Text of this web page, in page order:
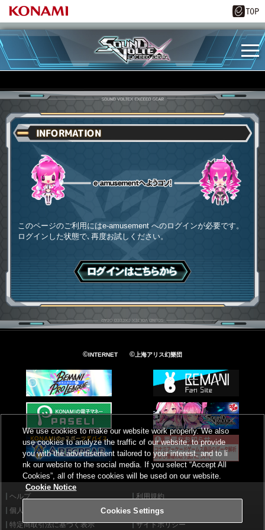
INFORMATION
このページのご利用にはe-amusement へのログインが必要です。
ログインした状態で､再度お試しください。
ログインはこちら
©INTERNET ©上海アリス幻樂団
ヘルプ
利用規約
個人情報等保護方針
外部送信について
特定商取引法に基づく表示
サイトポリシー
We use cookies to make our website work properly. We also
use cookies to analyze the traffic of our website, to provide
you with the advertisement tailored to your interest, and to li
nk our website to the social media. If you select “Accept All
Cookies”, all of these cookies will be used on our website.
Cookie Notice
Cookies Settings